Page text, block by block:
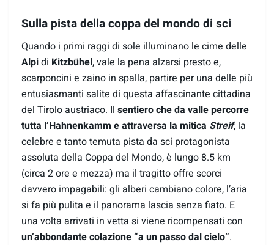
Sulla pista della coppa del mondo di sci
Quando i primi raggi di sole illuminano le cime delle
Alpidi Kitzbühel, vale la pena alzarsi presto e,
scarponcini e zaino in spalla, partire per una delle più
entusiasmanti salite di questa affascinante cittadina
del Tirolo austriaco. Il sentiero che da valle percorre
tutta l’Hahnenkamm e attraversa la mitica Streif, la
celebre e tanto temuta pista da sci protagonista
assoluta della Coppa del Mondo, è lungo 8.5 km
(circa 2 ore e mezza) ma il tragitto offre scorci
davvero impagabili: gli alberi cambiano colore, l’aria
si fa più pulita e il panorama lascia senza fiato. E
una volta arrivati in vetta si viene ricompensati con
un’abbondante colazione “a un passo dal cielo”.